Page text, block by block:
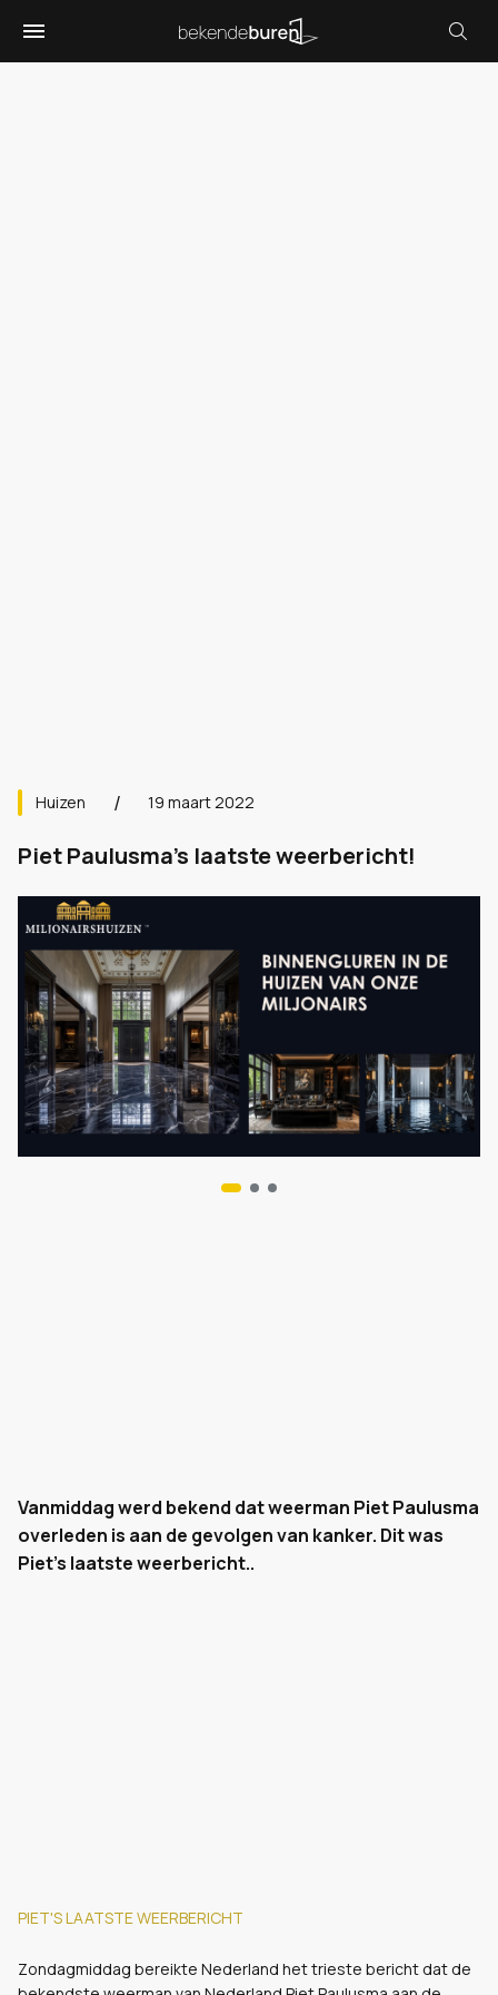
Huizen 19 maart 2022
Piet Paulusma's laatste weerbericht!
Vanmiddag werd bekend dat weerman Piet Paulusma
overleden is aan de gevolgen van kanker. Dit was
Piet's laatste weerbericht..
PIET'S LAATSTE WEERBERICHT
Zondagmiddag bereikte Nederland het trieste bericht dat de